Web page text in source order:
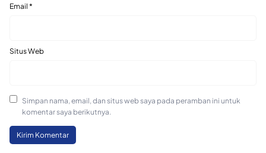
Email *
Situs Web
Simpan nama, email, dan situs web saya pada peramban ini untuk
komentar saya berikutnya.